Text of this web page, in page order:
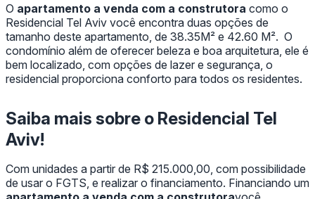
O apartamento a venda com a construtora como o
Residencial Tel Aviv você encontra duas opções de
tamanho deste apartamento, de 38.35M² e 42.60 M². O
condomínio além de oferecer beleza e boa arquitetura, ele é
bem localizado, com opções de lazer e segurança, o
residencial proporciona conforto para todos os residentes.
Saiba mais sobre o Residencial Tel
Aviv!
Com unidades a partir de R$ 215.000,00, com possibilidade
de usar o FGTS, e realizar o financiamento. Financiando um